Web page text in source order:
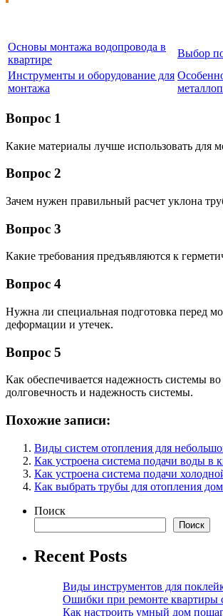
Основы монтажа водопровода в
квартире
Выбор
Инструменты и оборудование для
монтажа
Вопрос 1
Какие материалы лучше использовать для
Вопрос 2
Зачем нужен правильный расчет уклона
Вопрос 3
Какие требования предъявляются к
Вопрос 4
Нужна ли специальная подготовка перед
деформации и утечек.
Вопрос 5
Как обеспечивается надежность системы
долговечность и надежность системы.
Похожие записи:
Виды систем отопления для
Как устроена система подачи воды в
Как устроена система подачи
Как выбрать трубы для отопления
Поиск
Поиск
Recent Posts
Виды инструментов для
Ошибки при ремонте квартиры
Как настроить умный дом